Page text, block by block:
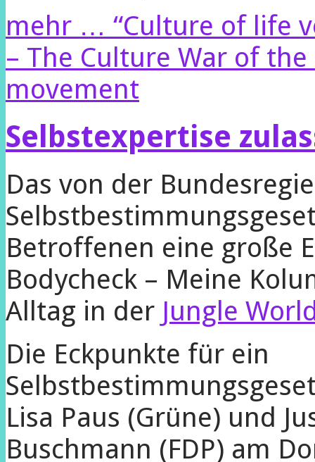
mehr … “Culture of life
– The Culture War of the
movement
Selbstexpertise
Das von der
Betroffenen eine große
Bodycheck – Meine
Alltag in der Jungle
Die Eckpunkte für ein
Lisa Paus (Grüne) und
Buschmann (FDP) am